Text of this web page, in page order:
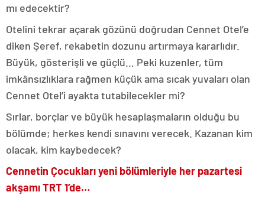
mı edecektir?
Otelini tekrar açarak gözünü doğrudan Cennet Otel’e
diken Şeref, rekabetin dozunu artırmaya kararlıdır.
Büyük, gösterişli ve güçlü… Peki kuzenler, tüm
imkânsızlıklara rağmen küçük ama sıcak yuvaları olan
Cennet Otel’i ayakta tutabilecekler mi?
Sırlar, borçlar ve büyük hesaplaşmaların olduğu bu
bölümde; herkes kendi sınavını verecek. Kazanan kim
olacak, kim kaybedecek?
Cennetin Çocukları yeni bölümleriyle her pazartesi
akşamı TRT 1’de…